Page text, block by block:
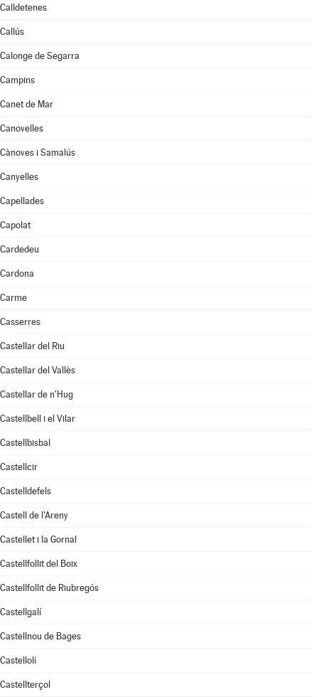
Calldetenes
Callús
Calonge de Segarra
Campins
Canet de Mar
Canovelles
Cànoves i Samalús
Canyelles
Capellades
Capolat
Cardedeu
Cardona
Carme
Casserres
Castellar del Riu
Castellar del Vallès
Castellar de n'Hug
Castellbell i el Vilar
Castellbisbal
Castellcir
Castelldefels
Castell de l'Areny
Castellet i la Gornal
Castellfollit del Boix
Castellfollit de Riubregós
Castellgalí
Castellnou de Bages
Castellolí
Castellterçol